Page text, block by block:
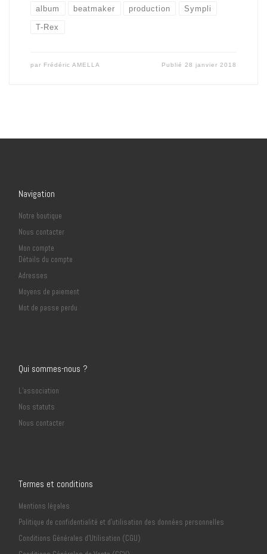
album beatmaker production Sympli
T-Rex
par Frédéric AMELLA Publié28 janvier 2018
Navigation
Notre boutique
Nous contacter
Mon compte
Détails du compte
Adresses
Moyens de paiement
Mot de passe perdu
Qui sommes-nous ?
L’association
Nos statuts
Nous contacter
Termes et conditions
Mentions légales
Politique de confidentialité et d’utilisation des données personnelles
Conditions Générales d’Utilisation (CGU)